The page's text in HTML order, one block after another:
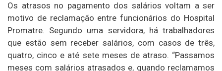
Os atrasos no pagamento dos salários voltam a ser
motivo de reclamação entre funcionários do Hospital
Promatre. Segundo uma servidora, há trabalhadores
que estão sem receber salários, com casos de três,
quatro, cinco e até sete meses de atraso. “Passamos
meses com salários atrasados e, quando reclamamos